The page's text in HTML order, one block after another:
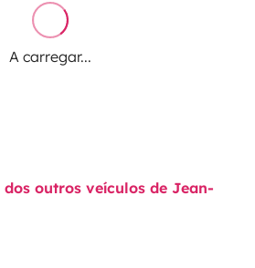
A carregar...
outros veículos de Jean-